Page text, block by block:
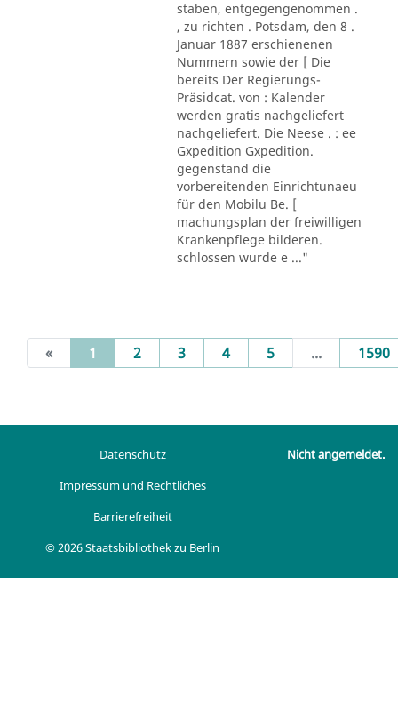
staben, entgegengenommen .
, zu richten . Potsdam, den 8 .
Januar 1887 erschienenen
Nummern sowie der [ Die
bereits Der Regierungs-
Präsidcat. von : Kalender
werden gratis nachgeliefert
nachgeliefert. Die Neese . : ee
Gxpedition Gxpedition.
gegenstand die
vorbereitenden Einrichtunaeu
für den Mobilu Be. [
machungsplan der freiwilligen
Krankenpflege bilderen.
schlossen wurde e ..."
« 1 (current)
2 3 4 5 ... 1590
Datenschutz
Impressum und Rechtliches
Barrierefreiheit
© 2026 Staatsbibliothek zu Berlin
Nicht angemeldet.